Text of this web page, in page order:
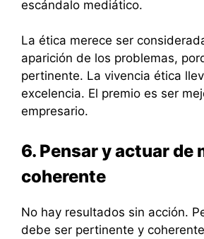
escándalo mediático.
La ética merece ser
aparición de los problemas,
pertinente. La vivencia ética
excelencia. El premio es ser
empresario.
6. Pensar y actuar de
coherente
No hay resultados sin acción.
debe ser pertinente y